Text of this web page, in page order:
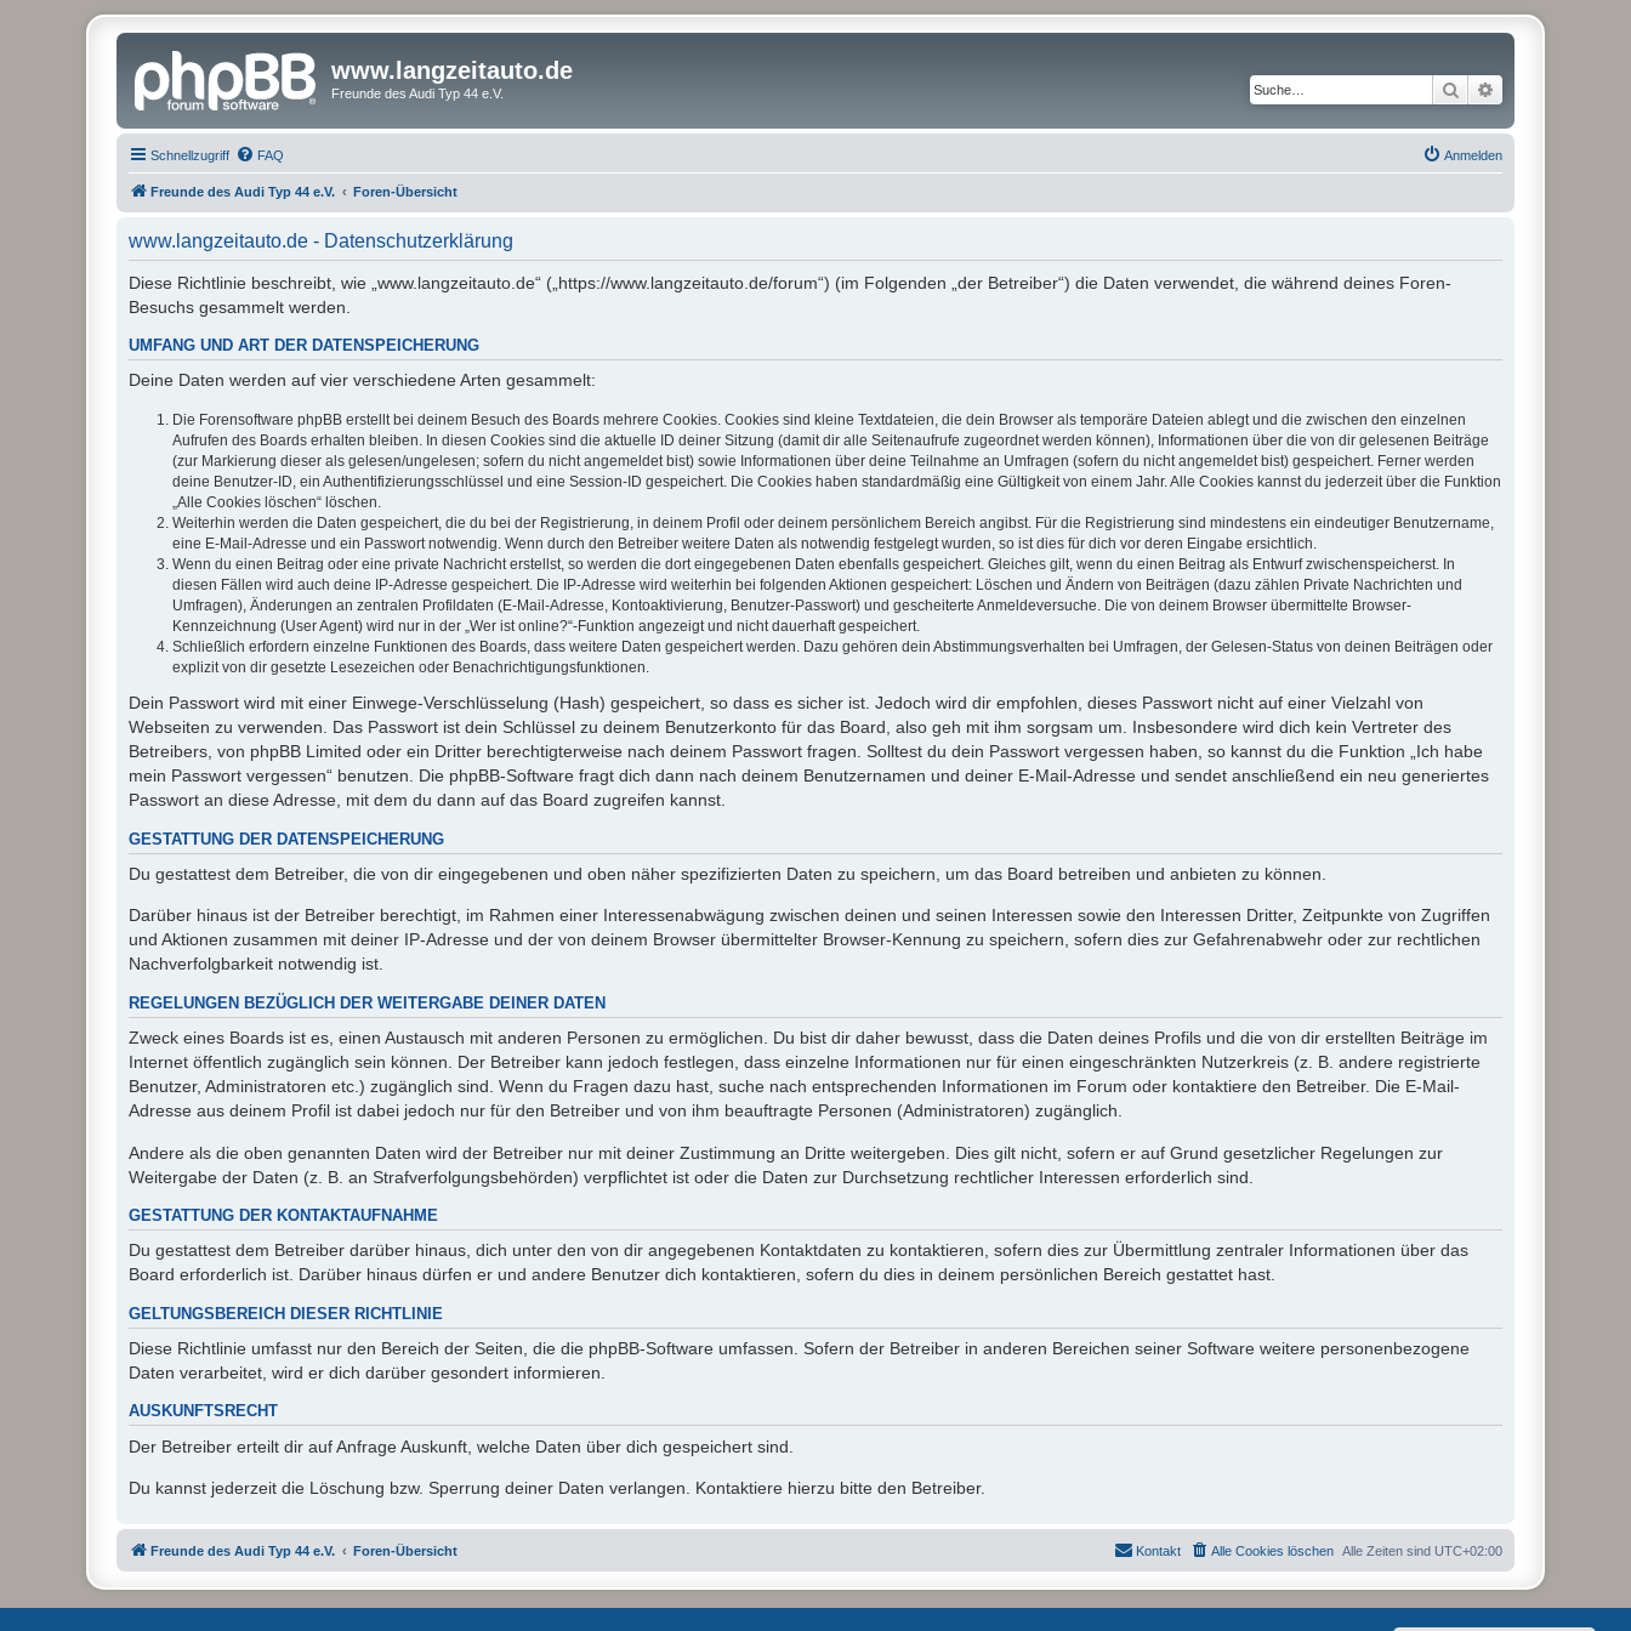
www.langzeitauto.de
Freunde des Audi Typ 44 e.V. Suche
Schnellzugriff FAQ Anmelden
Freunde des Audi Typ 44 e.V. Foren-Übersicht
www.langzeitauto.de - Datenschutzerklärung
Diese Richtlinie beschreibt, wie „www.langzeitauto.de“ („https://www.langzeitauto.de/forum“) (im Folgenden „der Betreiber“) die Daten verwendet, die während deines Foren-
Besuchs gesammelt werden.
UMFANG UND ART DER DATENSPEICHERUNG
Deine Daten werden auf vier verschiedene Arten gesammelt:
Die Forensoftware phpBB erstellt bei deinem Besuch des Boards mehrere Cookies. Cookies sind kleine Textdateien, die dein Browser als temporäre Dateien ablegt und die zwischen den einzelnen
Aufrufen des Boards erhalten bleiben. In diesen Cookies sind die aktuelle ID deiner Sitzung (damit dir alle Seitenaufrufe zugeordnet werden können), Informationen über die von dir gelesenen Beiträge
(zur Markierung dieser als gelesen/ungelesen; sofern du nicht angemeldet bist) sowie Informationen über deine Teilnahme an Umfragen (sofern du nicht angemeldet bist) gespeichert. Ferner werden
deine Benutzer-ID, ein Authentifizierungsschlüssel und eine Session-ID gespeichert. Die Cookies haben standardmäßig eine Gültigkeit von einem Jahr. Alle Cookies kannst du jederzeit über die Funktion
„Alle Cookies löschen“ löschen.
Weiterhin werden die Daten gespeichert, die du bei der Registrierung, in deinem Profil oder deinem persönlichem Bereich angibst. Für die Registrierung sind mindestens ein eindeutiger Benutzername,
eine E-Mail-Adresse und ein Passwort notwendig. Wenn durch den Betreiber weitere Daten als notwendig festgelegt wurden, so ist dies für dich vor deren Eingabe ersichtlich.
Wenn du einen Beitrag oder eine private Nachricht erstellst, so werden die dort eingegebenen Daten ebenfalls gespeichert. Gleiches gilt, wenn du einen Beitrag als Entwurf zwischenspeicherst. In
diesen Fällen wird auch deine IP-Adresse gespeichert. Die IP-Adresse wird weiterhin bei folgenden Aktionen gespeichert: Löschen und Ändern von Beiträgen (dazu zählen Private Nachrichten und
Umfragen), Änderungen an zentralen Profildaten (E-Mail-Adresse, Kontoaktivierung, Benutzer-Passwort) und gescheiterte Anmeldeversuche. Die von deinem Browser übermittelte Browser-
Kennzeichnung (User Agent) wird nur in der „Wer ist online?“-Funktion angezeigt und nicht dauerhaft gespeichert.
Schließlich erfordern einzelne Funktionen des Boards, dass weitere Daten gespeichert werden. Dazu gehören dein Abstimmungsverhalten bei Umfragen, der Gelesen-Status von deinen Beiträgen oder
explizit von dir gesetzte Lesezeichen oder Benachrichtigungsfunktionen.
Dein Passwort wird mit einer Einwege-Verschlüsselung (Hash) gespeichert, so dass es sicher ist. Jedoch wird dir empfohlen, dieses Passwort nicht auf einer Vielzahl von
Webseiten zu verwenden. Das Passwort ist dein Schlüssel zu deinem Benutzerkonto für das Board, also geh mit ihm sorgsam um. Insbesondere wird dich kein Vertreter des
Betreibers, von phpBB Limited oder ein Dritter berechtigterweise nach deinem Passwort fragen. Solltest du dein Passwort vergessen haben, so kannst du die Funktion „Ich habe
mein Passwort vergessen“ benutzen. Die phpBB-Software fragt dich dann nach deinem Benutzernamen und deiner E-Mail-Adresse und sendet anschließend ein neu generiertes
Passwort an diese Adresse, mit dem du dann auf das Board zugreifen kannst.
GESTATTUNG DER DATENSPEICHERUNG
Du gestattest dem Betreiber, die von dir eingegebenen und oben näher spezifizierten Daten zu speichern, um das Board betreiben und anbieten zu können.
Darüber hinaus ist der Betreiber berechtigt, im Rahmen einer Interessenabwägung zwischen deinen und seinen Interessen sowie den Interessen Dritter, Zeitpunkte von Zugriffen
und Aktionen zusammen mit deiner IP-Adresse und der von deinem Browser übermittelter Browser-Kennung zu speichern, sofern dies zur Gefahrenabwehr oder zur rechtlichen
Nachverfolgbarkeit notwendig ist.
REGELUNGEN BEZÜGLICH DER WEITERGABE DEINER DATEN
Zweck eines Boards ist es, einen Austausch mit anderen Personen zu ermöglichen. Du bist dir daher bewusst, dass die Daten deines Profils und die von dir erstellten Beiträge im
Internet öffentlich zugänglich sein können. Der Betreiber kann jedoch festlegen, dass einzelne Informationen nur für einen eingeschränkten Nutzerkreis (z. B. andere registrierte
Benutzer, Administratoren etc.) zugänglich sind. Wenn du Fragen dazu hast, suche nach entsprechenden Informationen im Forum oder kontaktiere den Betreiber. Die E-Mail-
Adresse aus deinem Profil ist dabei jedoch nur für den Betreiber und von ihm beauftragte Personen (Administratoren) zugänglich.
Andere als die oben genannten Daten wird der Betreiber nur mit deiner Zustimmung an Dritte weitergeben. Dies gilt nicht, sofern er auf Grund gesetzlicher Regelungen zur
Weitergabe der Daten (z. B. an Strafverfolgungsbehörden) verpflichtet ist oder die Daten zur Durchsetzung rechtlicher Interessen erforderlich sind.
GESTATTUNG DER KONTAKTAUFNAHME
Du gestattest dem Betreiber darüber hinaus, dich unter den von dir angegebenen Kontaktdaten zu kontaktieren, sofern dies zur Übermittlung zentraler Informationen über das
Board erforderlich ist. Darüber hinaus dürfen er und andere Benutzer dich kontaktieren, sofern du dies in deinem persönlichen Bereich gestattet hast.
GELTUNGSBEREICH DIESER RICHTLINIE
Diese Richtlinie umfasst nur den Bereich der Seiten, die die phpBB-Software umfassen. Sofern der Betreiber in anderen Bereichen seiner Software weitere personenbezogene
Daten verarbeitet, wird er dich darüber gesondert informieren.
AUSKUNFTSRECHT
Der Betreiber erteilt dir auf Anfrage Auskunft, welche Daten über dich gespeichert sind.
Du kannst jederzeit die Löschung bzw. Sperrung deiner Daten verlangen. Kontaktiere hierzu bitte den Betreiber.
Freunde des Audi Typ 44 e.V. Foren-Übersicht Alle Zeiten sind UTC+02:00
Alle Cookies löschen
Kontakt